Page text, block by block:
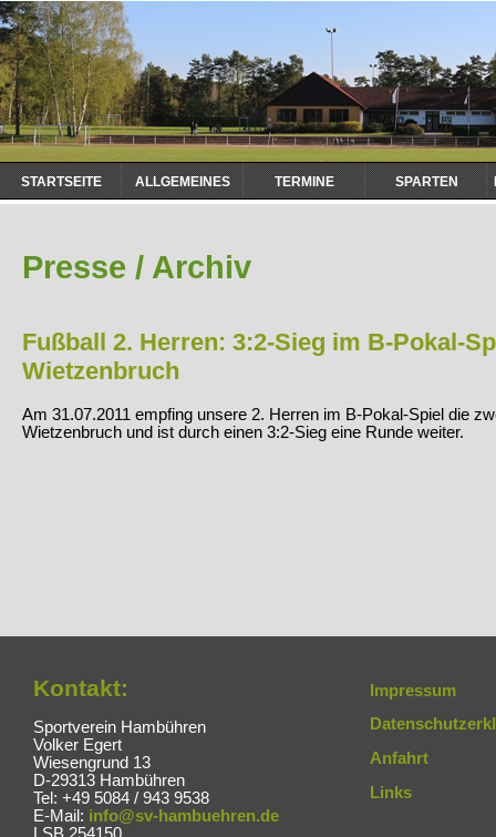
Navigation
überspringen
STARTSEITE ALLGEMEINES TERMINE SPARTEN
Presse / Archiv
Fußball 2. Herren: 3:2-Sieg im B-Pokal-
Wietzenbruch
Am 31.07.2011 empfing unsere 2. Herren im B-Pokal-Spiel die
Wietzenbruch und ist durch einen 3:2-Sieg eine Runde weiter.
Kontakt:
Sportverein Hambühren
Volker Egert
Wiesengrund 13
D-29313 Hambühren
Tel: +49 5084 / 943 9538
E-Mail: info@sv-hambuehren.de
Impressum
Anfahrt
Links